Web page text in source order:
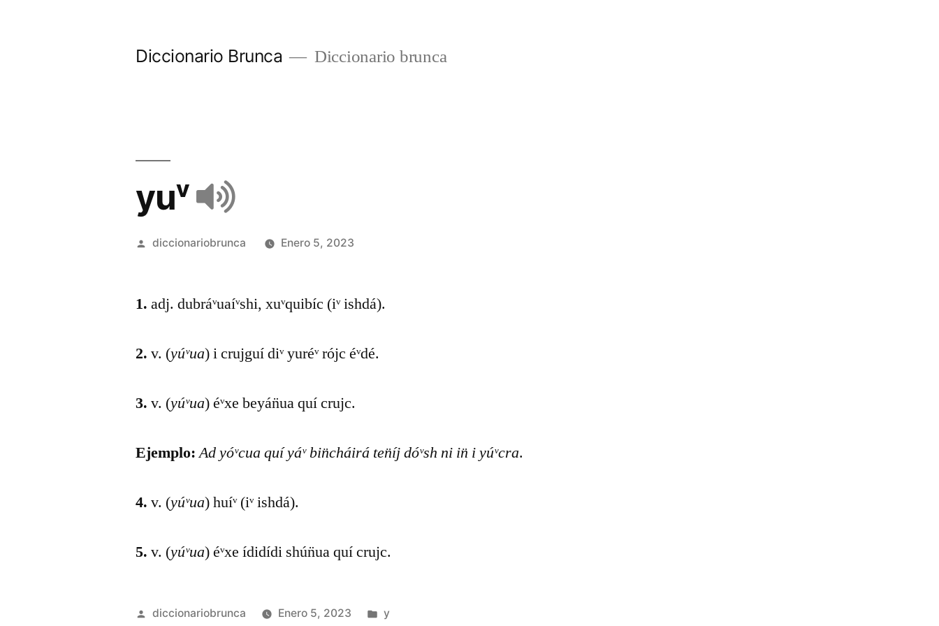
Diccionario Brunca Diccionario brunca
yuᵛ
diccionariobrunca Enero 5, 2023
1. adj. dubráᵛuaíᵛshi, xuᵛquibíc (iᵛ ishdá).
2. v. (yúᵛua) i crujguí diᵛ yuréᵛ rójc éᵛdé.
3. v. (yúᵛua) éᵛxe beyán̈ua quí crujc.
Ejemplo: Ad yóᵛcua quí yáᵛ bin̈cháirá ten̈íj dóᵛsh ni in̈ i yúᵛcra.
4. v. (yúᵛua) huíᵛ (iᵛ ishdá).
5. v. (yúᵛua) éᵛxe ídidídi shún̈ua quí crujc.
diccionariobrunca Enero 5, 2023 y